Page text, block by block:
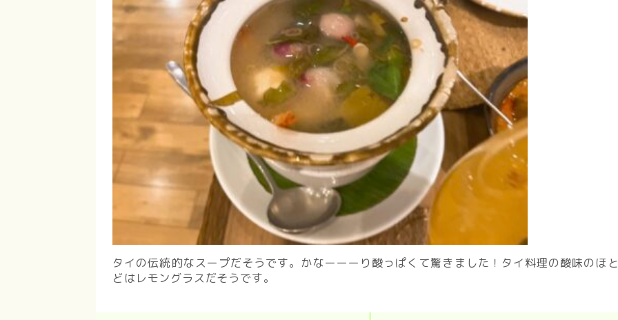
タイの伝統的なスープだそうです。かなーーーり酸っぱくて驚きました！タイ料理の酸味のほ
どはレモングラスだそうです。